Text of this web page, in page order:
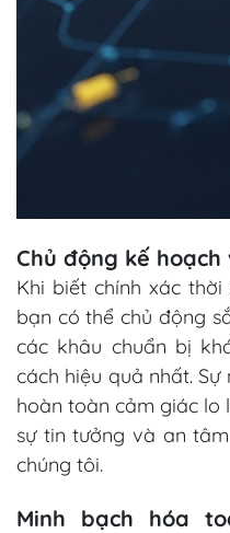
Chủ động kế
Khi biết chính xác
bạn có thể chủ động
các khâu chuẩn bị
cách hiệu quả nhất.
hoàn toàn cảm giác lo
sự tin tưởng và an
chúng tôi.
Minh bạch hóa